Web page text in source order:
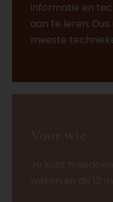
informatie en
aan te leren. Dus
meeste